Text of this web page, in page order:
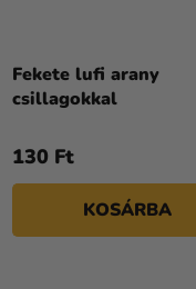
Fekete lufi arany
csillagokkal
130 Ft
KOSÁRBA